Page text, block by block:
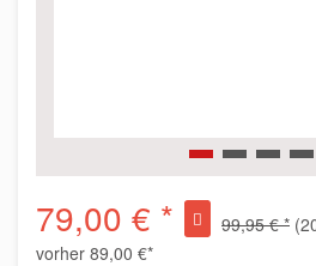
79,00 € * 99,95 € *
vorher 89,00 €*